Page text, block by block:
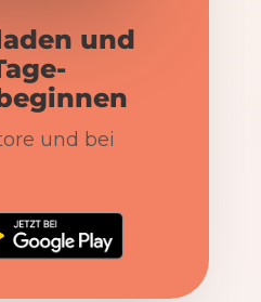
und
und bei